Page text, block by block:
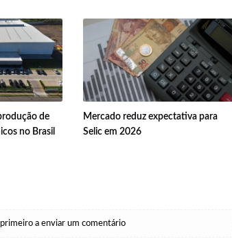
de
no Brasil
Mercado reduz expectativa para
Selic em 2026
a enviar um comentário